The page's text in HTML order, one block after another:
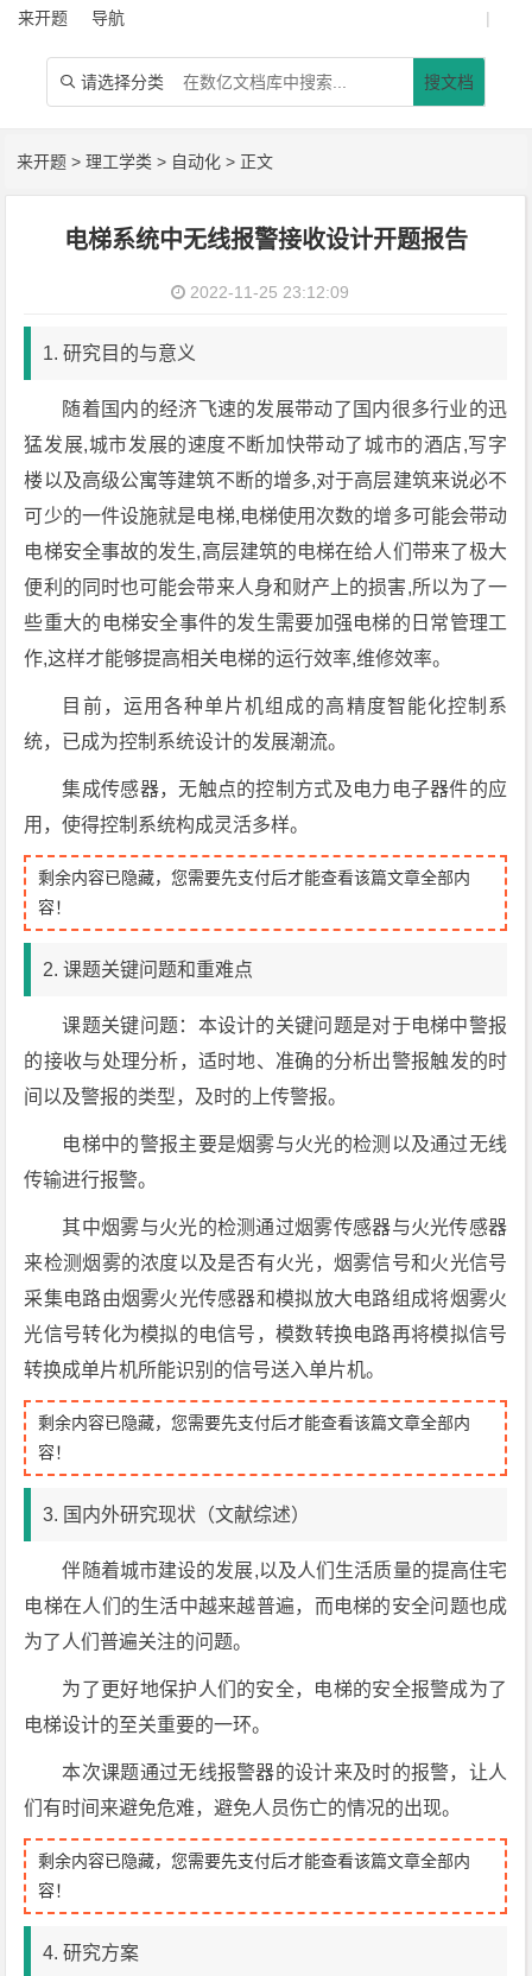
来开题 导航 |
 请选择分类 搜文档
来开题 >理工学类 > 自动化 > 正文
电梯系统中无线报警接收设计开题报告
2022-11-25 23:12:09
1. 研究目的与意义
随着国内的经济飞速的发展带动了国内很多行业的迅
猛发展,城市发展的速度不断加快带动了城市的酒店,写字
楼以及高级公寓等建筑不断的增多,对于高层建筑来说必不
可少的一件设施就是电梯,电梯使用次数的增多可能会带动
电梯安全事故的发生,高层建筑的电梯在给人们带来了极大
便利的同时也可能会带来人身和财产上的损害,所以为了一
些重大的电梯安全事件的发生需要加强电梯的日常管理工
作,这样才能够提高相关电梯的运行效率,维修效率。
目前，运用各种单片机组成的高精度智能化控制系
统，已成为控制系统设计的发展潮流。
集成传感器，无触点的控制方式及电力电子器件的应
用，使得控制系统构成灵活多样。
剩余内容已隐藏，您需要先支付后才能查看该篇文章全部内
容！
2. 课题关键问题和重难点
课题关键问题：本设计的关键问题是对于电梯中警报
的接收与处理分析，适时地、准确的分析出警报触发的时
间以及警报的类型，及时的上传警报。
电梯中的警报主要是烟雾与火光的检测以及通过无线
传输进行报警。
其中烟雾与火光的检测通过烟雾传感器与火光传感器
来检测烟雾的浓度以及是否有火光，烟雾信号和火光信号
采集电路由烟雾火光传感器和模拟放大电路组成将烟雾火
光信号转化为模拟的电信号，模数转换电路再将模拟信号
转换成单片机所能识别的信号送入单片机。
剩余内容已隐藏，您需要先支付后才能查看该篇文章全部内
容！
3. 国内外研究现状（文献综述）
伴随着城市建设的发展,以及人们生活质量的提高住宅
电梯在人们的生活中越来越普遍，而电梯的安全问题也成
为了人们普遍关注的问题。
为了更好地保护人们的安全，电梯的安全报警成为了
电梯设计的至关重要的一环。
本次课题通过无线报警器的设计来及时的报警，让人
们有时间来避免危难，避免人员伤亡的情况的出现。
剩余内容已隐藏，您需要先支付后才能查看该篇文章全部内
容！
4. 研究方案